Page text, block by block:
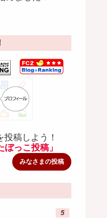
稿しよう！
ぼっこ投稿」
みなさまの投稿
5